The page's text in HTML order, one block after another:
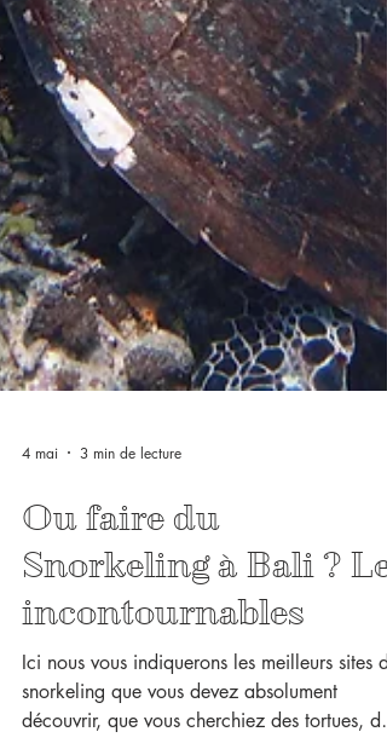
4 mai 3 min de lecture
Ou faire du
Snorkeling à Bali ? Les